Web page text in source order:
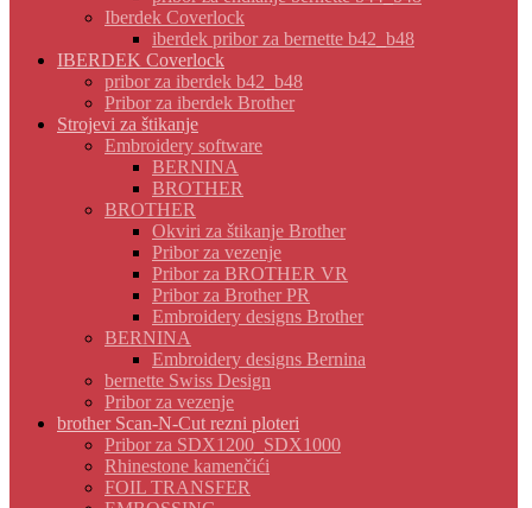
Iberdek Coverlock
iberdek pribor za bernette b42_b48
IBERDEK Coverlock
pribor za iberdek b42_b48
Pribor za iberdek Brother
Strojevi za štikanje
Embroidery software
BERNINA
BROTHER
BROTHER
Okviri za štikanje Brother
Pribor za vezenje
Pribor za BROTHER VR
Pribor za Brother PR
Embroidery designs Brother
BERNINA
Embroidery designs Bernina
bernette Swiss Design
Pribor za vezenje
brother Scan-N-Cut rezni ploteri
Pribor za SDX1200_SDX1000
Rhinestone kamenčići
FOIL TRANSFER